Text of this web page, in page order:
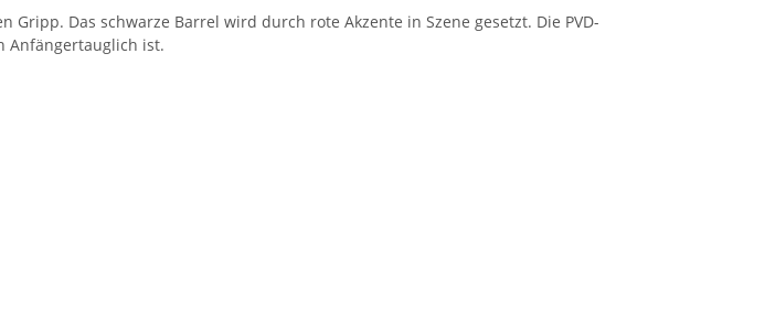
Das schwarze Barrel wird durch rote Akzente in Szene gesetzt. Die PVD-
Anfängertauglich ist.